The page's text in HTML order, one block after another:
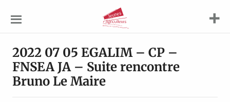
Agriculteurs
2022 07 05 EGALIM – CP –
FNSEA JA – Suite rencontre
Bruno Le Maire